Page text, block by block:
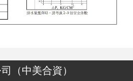
（中美合資）